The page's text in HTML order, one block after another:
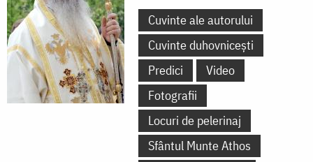
Cuvinte ale autorului
Cuvinte duhovnicești
Predici
Video
Fotografii
Locuri de pelerinaj
Sfântul Munte Athos